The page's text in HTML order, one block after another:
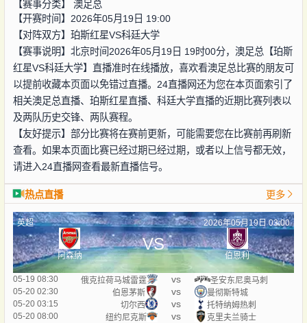
【赛事分类】 澳足总
【开赛时间】2026年05月19日 19:00
【对阵双方】 珀斯红星VS科廷大学
【赛事说明】北京时间2026年05月19日 19时00分，澳足总【珀斯
红星VS科廷大学】直播准时在线播放，喜欢看澳足总比赛的朋友可
以提前收藏本页面以免错过直播。24直播网还为您在本页面索引了
相关澳足总直播、珀斯红星直播、科廷大学直播的近期比赛列表以
及两队历史交锋、两队赛程。
【友好提示】部分比赛将在赛前更新，可能需要您在比赛前再刷新
查看。如果本页面比赛已经过期已经过期，或者以上信号都无效，
请进入24直播网查看最新直播信号。
热点直播 更多
英超 2026年05月19日 03:00
阿森纳
VS
伯恩利
05-19 08:30 俄克拉荷马城雷霆 vs
圣安东尼奥马刺
05-20 02:30
伯恩茅斯 vs
曼彻斯特城
05-20 03:15
切尔西 vs
托特纳姆热刺
05-20 08:00
纽约尼克斯 vs 克里夫兰骑士